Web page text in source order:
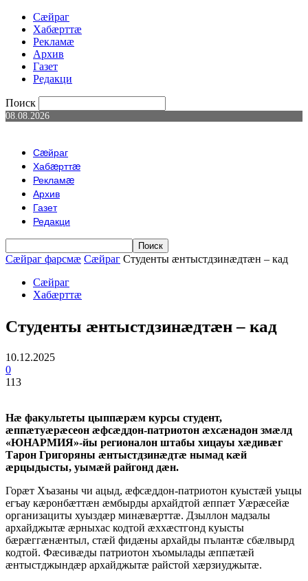
Сæйраг
Хабæрттæ
Рекламæ
Архив
Газет
Редакци
Поиск
08.08.2026
Сæйраг
Хабæрттæ
Рекламæ
Архив
Газет
Редакци
Сæйраг фарсмæ Сæйраг Студенты æнтыстдзинæдтæн – кад
Сæйраг
Хабæрттæ
Студенты æнтыстдзинæдтæн – кад
10.12.2025
0
113
Нæ факультеты цыппæрæм курсы студент,
æппæтуæрæсеон æфсæддон-патриотон æхсæнадон змæлд
«ЮНАРМИЯ»-йы регионалон штабы хицауы хæдивæг
Тарон Григоряны æнтыстдзинæдтæ нымад кæй
æрцыдысты, уымæй райгонд дæн.
Горæт Хъазаны чи ацыд, æфсæддон-патриотон куыстæй уыцы
егъау кæронбæттæн æмбырды архайдтой æппæт Уæрæсейæ
организациты хуыздæр минæвæрттæ. Дзыллон мадзалы
архайджытæ æрныхас кодтой æххæстгонд куысты
бæрæггæнæнтыл, стæй фидæны архайды пълантæ сбæлвырд
кодтой. Фæсивæды патриотон хъомылады æппæтæй
æнтыстджындæр архайджытæ райстой хæрзиуджытæ.